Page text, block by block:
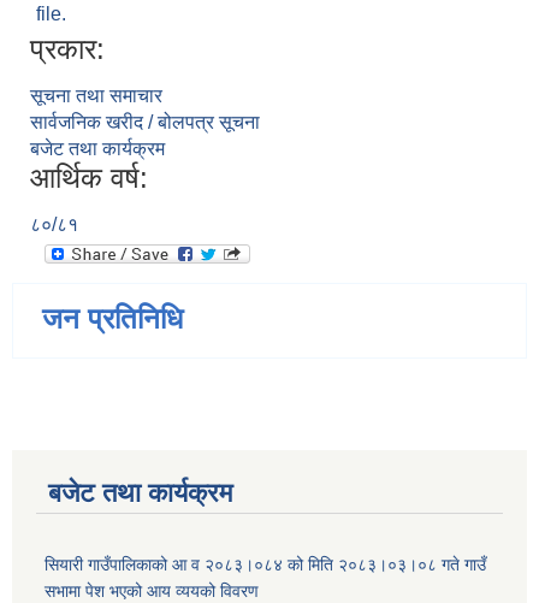
file.
प्रकार:
सूचना तथा समाचार
सार्वजनिक खरीद / बोलपत्र सूचना
बजेट तथा कार्यक्रम
आर्थिक वर्ष:
८०/८१
जन प्रतिनिधि
बजेट तथा कार्यक्रम
सियारी गाउँपालिकाको आ व २०८३।०८४ को मिति २०८३।०३।०८ गते गाउँ
सभामा पेश भएको आय व्ययको विवरण